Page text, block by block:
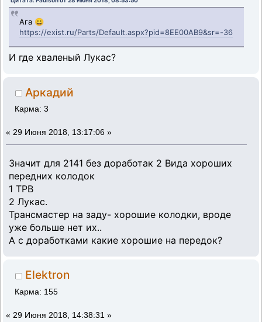
Ага 😀
https://exist.ru/Parts/Default.aspx?pid=8EE00AB9&sr=-36
И где хваленый Лукас?
Аркадий
Карма: 3
« 29 Июня 2018, 13:17:06 »
Значит для 2141 без доработак 2 Вида хороших
передних колодок
1 ТРВ
2 Лукас.
Трансмастер на заду- хорошие колодки, вроде
уже больше нет их..
А с доработками какие хорошие на передок?
Elektron
Карма: 155
« 29 Июня 2018, 14:38:31 »